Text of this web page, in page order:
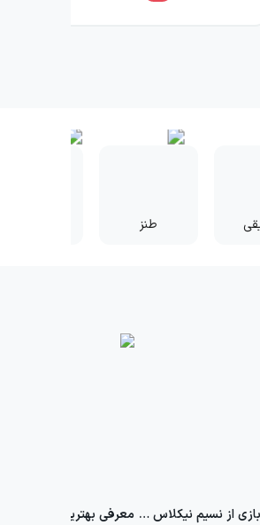
طنز
معرفی کتاب پوست در بازی از نسیم نیکلاس طالب معرفی بهترین منابع